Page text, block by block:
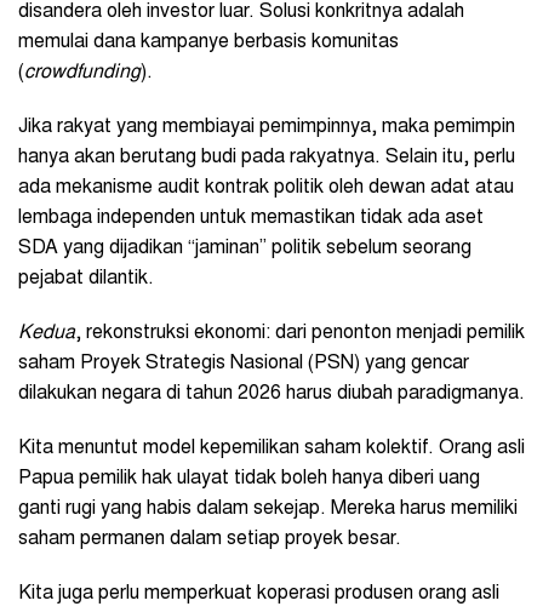
disandera oleh investor luar. Solusi konkritnya adalah
memulai dana kampanye berbasis komunitas
(crowdfunding).
Jika rakyat yang membiayai pemimpinnya, maka pemimpin
hanya akan berutang budi pada rakyatnya. Selain itu, perlu
ada mekanisme audit kontrak politik oleh dewan adat atau
lembaga independen untuk memastikan tidak ada aset
SDA yang dijadikan “jaminan” politik sebelum seorang
pejabat dilantik.
Kedua, rekonstruksi ekonomi: dari penonton menjadi pemilik
saham Proyek Strategis Nasional (PSN) yang gencar
dilakukan negara di tahun 2026 harus diubah paradigmanya.
Kita menuntut model kepemilikan saham kolektif. Orang asli
Papua pemilik hak ulayat tidak boleh hanya diberi uang
ganti rugi yang habis dalam sekejap. Mereka harus memiliki
saham permanen dalam setiap proyek besar.
Kita juga perlu memperkuat koperasi produsen orang asli